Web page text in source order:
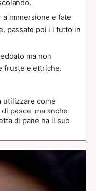
a immersione e fate
passate poi i l tutto in
ma non
fruste elettriche.
utilizzare come
pesce, ma anche
di pane ha il suo